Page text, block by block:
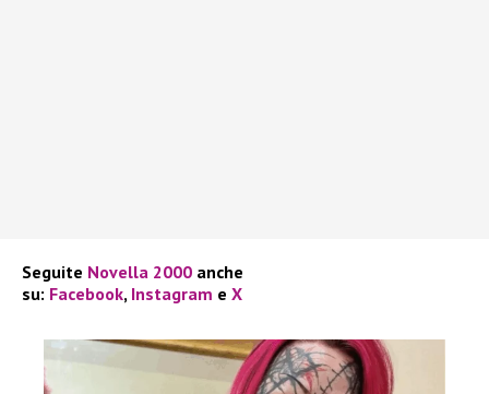
Seguite Novella 2000 anche
su: Facebook, Instagram e X